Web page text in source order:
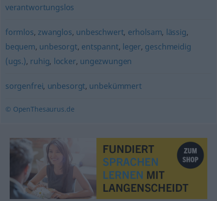
verantwortungslos
formlos, zwanglos, unbeschwert, erholsam, lässig,
bequem, unbesorgt, entspannt, leger, geschmeidig
(ugs.), ruhig, locker, ungezwungen
sorgenfrei, unbesorgt, unbekümmert
© OpenThesaurus.de